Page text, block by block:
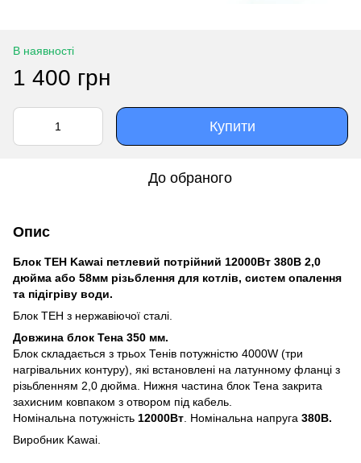
В наявності
1 400 грн
Купити
До обраного
Опис
Блок ТЕН Kawai петлевий потрійний 12000Вт 380В 2,0
дюйма або 58мм різьблення для котлів, систем опалення
та підігріву води.
Блок ТЕН з нержавіючої сталі.
Довжина блок Тена 350 мм.
Блок складається з трьох Тенів потужністю 4000W (три
нагрівальних контуру), які встановлені на латунному фланці з
різьбленням 2,0 дюйма. Нижня частина блок Тена закрита
захисним ковпаком з отвором під кабель.
Номінальна потужність 12000Вт . Номінальна напруга 380В.
Виробник Kawai.